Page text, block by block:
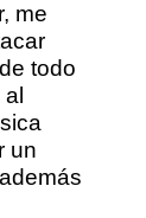
me
todo
un